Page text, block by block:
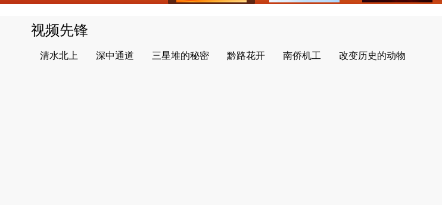
视频先锋
清水北上 深中通道 三星堆的秘密 黔路花开 南侨机工 改变历史的动物